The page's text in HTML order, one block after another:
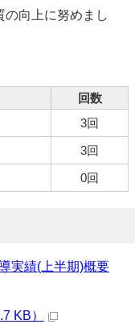
の向上に努めまし
回数
3回
3回
0回
実績(上半期)概要
KB）